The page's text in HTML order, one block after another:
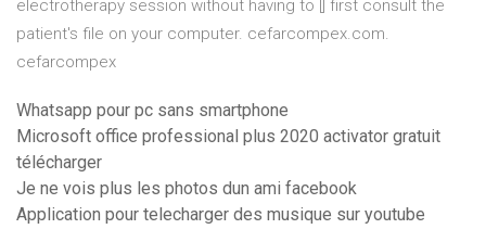
electrotherapy session without having to [] first consult the
patient's file on your computer. cefarcompex.com.
cefarcompex
Whatsapp pour pc sans smartphone
Microsoft office professional plus 2020 activator gratuit
télécharger
Je ne vois plus les photos dun ami facebook
Application pour telecharger des musique sur youtube